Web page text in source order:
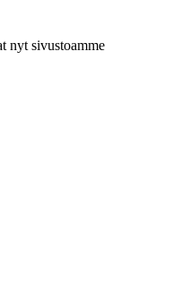
nyt sivustoamme